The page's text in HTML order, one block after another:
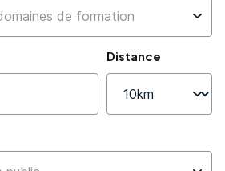
Distance